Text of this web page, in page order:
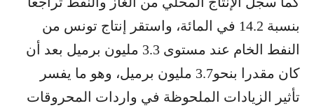
بنسبة 14.2 في المائة، واستقر إنتاج تونس من
النفط الخام عند مستوى 3.3 مليون برميل بعد أن
كان مقدرا بنحو3.7 مليون برميل، وهو ما يفسر
تأثير الزيادات الملحوظة في واردات المحروقات